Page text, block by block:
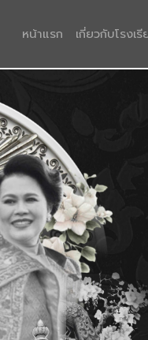
หน้าแรก (current)
เกี่ยวกับโรงเรี